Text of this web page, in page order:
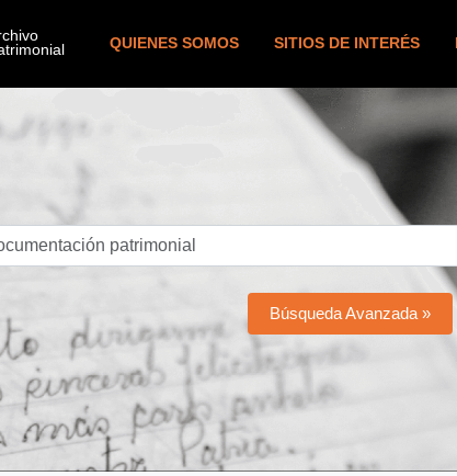
QUIENES SOMOS SITIOS DE INTERÉS
Búsqueda Avanzada »